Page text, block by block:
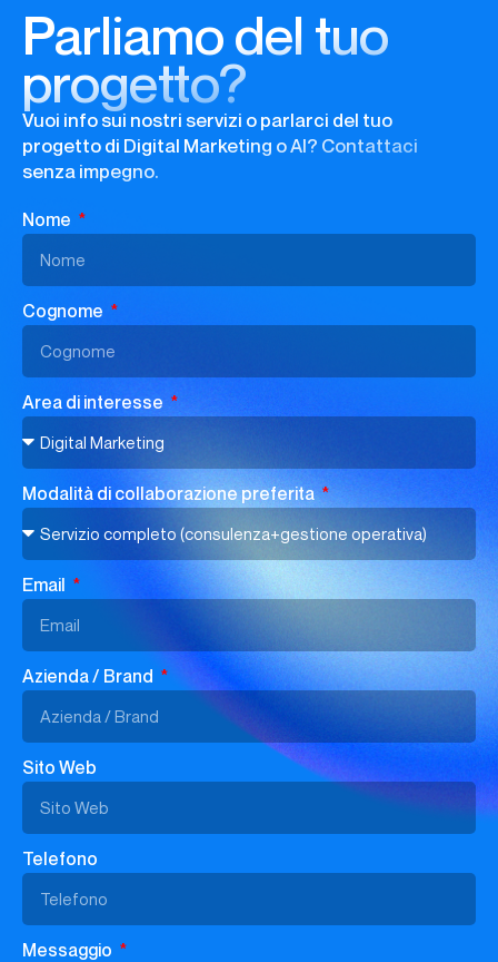
Parliamo del tuo
progetto?
Vuoi info sui nostri servizi o parlarci del tuo
progetto di Digital Marketing o AI? Contattaci
senza impegno.
Nome
Cognome
Area di interesse
Modalità di collaborazione preferita
Email
Azienda / Brand
Sito Web
Telefono
Messaggio